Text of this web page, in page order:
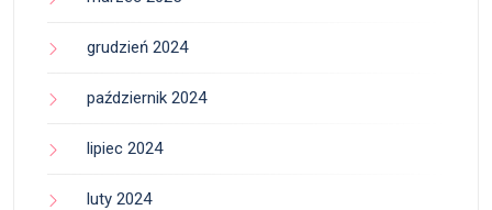
grudzień 2024
październik 2024
lipiec 2024
luty 2024